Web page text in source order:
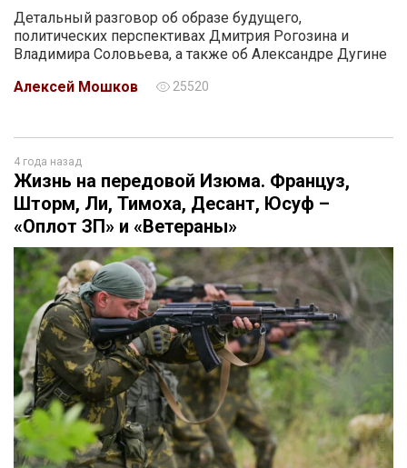
Детальный разговор об образе будущего,
политических перспективах Дмитрия Рогозина и
Владимира Соловьева, а также об Александре Дугине
Алексей Мошков
25520
4 года назад
Жизнь на передовой Изюма. Француз,
Шторм, Ли, Тимоха, Десант, Юсуф –
«Оплот ЗП» и «Ветераны»